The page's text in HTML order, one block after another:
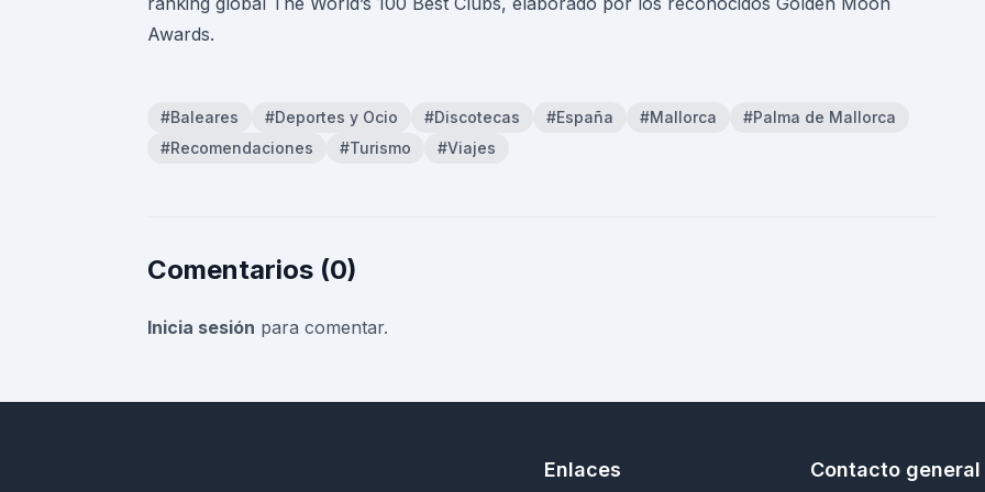
Awards.
#Baleares #Deportes y Ocio #Discotecas #España #Mallorca
#Palma de Mallorca
#Recomendaciones
#Turismo #Viajes
Comentarios (0)
Inicia sesión para comentar.
Enlaces Contacto general